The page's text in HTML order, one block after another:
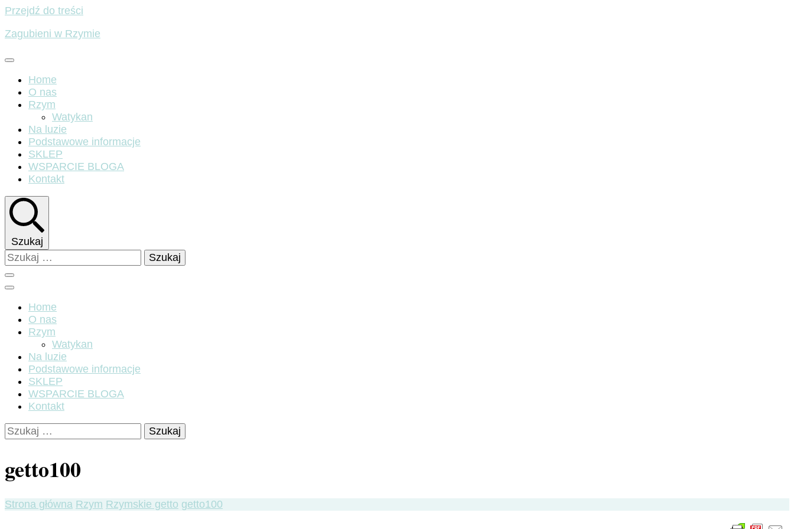
Przejdź do treści
Zagubieni w Rzymie
Home
O nas
Rzym
Watykan
Na luzie
Podstawowe informacje
SKLEP
WSPARCIE BLOGA
Kontakt
Szukaj
Szukaj:
Home
O nas
Rzym
Watykan
Na luzie
Podstawowe informacje
SKLEP
WSPARCIE BLOGA
Kontakt
Szukaj:
getto100
Strona główna Rzym Rzymskie getto getto100